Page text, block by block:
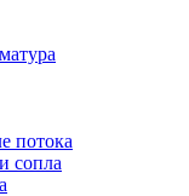
потока
сопла